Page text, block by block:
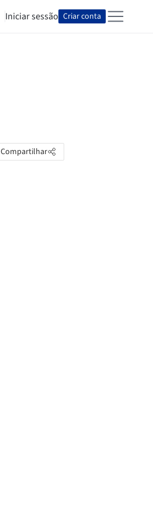
Iniciar sessão Criar conta
Compartilhar